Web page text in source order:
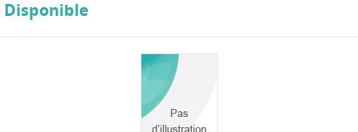
Disponible